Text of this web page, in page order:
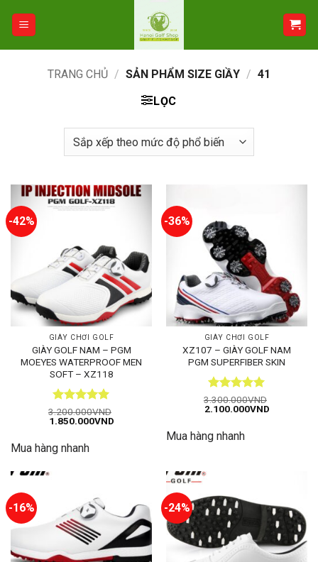
TRANG CHỦ / SẢN PHẨM SIZE GIẦY / 41
LỌC
-42%
GIÀY CHƠI GOLF
GIÀY GOLF NAM – PGM
MOEYES WATERPROOF MEN
SOFT – XZ118
Được xếp
hạng55
3.200.000VND
Giá
3.200.000VND.
1.850.000VNDGiá
Mua hàng nhanh
-36%
GIÀY CHƠI GOLF
XZ107 – GIÀY GOLF NAM
PGM SUPERFIBER SKIN
Được xếp
hạng55
3.300.000VND
Giá
3.300.000VND.
2.100.000VNDGiá
Mua hàng nhanh
-16% -24%